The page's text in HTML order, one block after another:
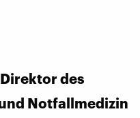
des
Notfallmedizin